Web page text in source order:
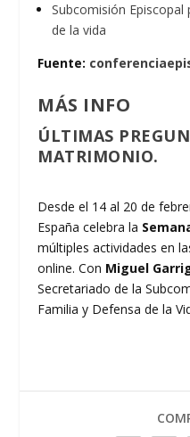
Subcomisión Episcopal
de la vida
Fuente:
MÁS INFO
ÚLTIMAS
MATRIMONIO.
Desde el 14 al 20 de
España celebra la
múltiples actividades en
online. Con Miguel
Secretariado de la
Familia y Defensa de la